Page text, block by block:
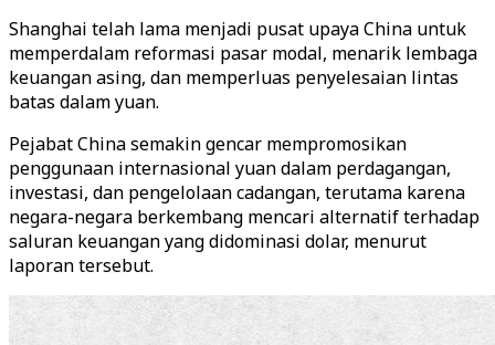
Shanghai telah lama menjadi pusat upaya China untuk
memperdalam reformasi pasar modal, menarik lembaga
keuangan asing, dan memperluas penyelesaian lintas
batas dalam yuan.
Pejabat China semakin gencar mempromosikan
penggunaan internasional yuan dalam perdagangan,
investasi, dan pengelolaan cadangan, terutama karena
negara-negara berkembang mencari alternatif terhadap
saluran keuangan yang didominasi dolar, menurut
laporan tersebut.